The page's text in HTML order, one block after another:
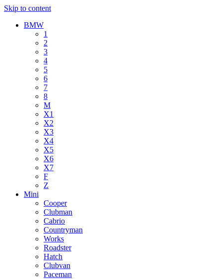
Skip to content
BMW
1
2
3
4
5
6
7
8
M
X1
X2
X3
X4
X5
X6
X7
F
Z
Mini
Cooper
Clubman
Cabrio
Countryman
Works
Roadster
Hatch
Clubvan
Paceman